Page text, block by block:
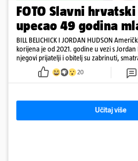
FOTO Slavni
upecao 49 godina
BILL BELICHICK I JORDAN HUDSON
korijena je od 2021. godine u vezi s
njegovi prijatelji i obitelj su zabrinuti,
kontrolira
20
Učitaj više